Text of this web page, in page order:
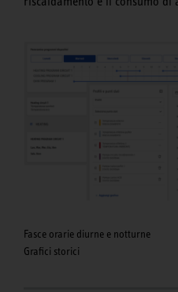
Fasce orarie diurne e notturne
Grafici storici